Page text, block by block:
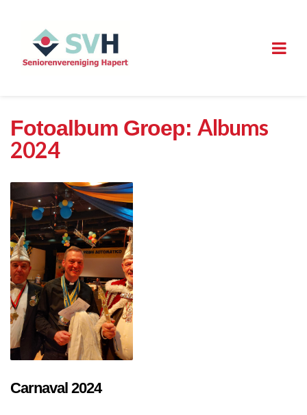
Fotoalbum Groep: Albums
2024
Carnaval 2024